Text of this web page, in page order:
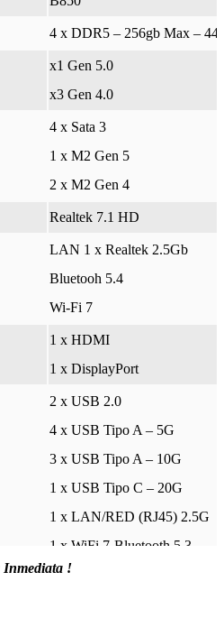
4 x DDR5 – 256gb Max –
x1 Gen 5.0
x3 Gen 4.0
4 x Sata 3
1 x M2 Gen 5
2 x M2 Gen 4
Realtek 7.1 HD
LAN 1 x Realtek 2.5Gb
Bluetooh 5.4
Wi-Fi 7
1 x HDMI
1 x DisplayPort
2 x USB 2.0
4 x USB Tipo A – 5G
3 x USB Tipo A – 10G
1 x USB Tipo C – 20G
1 x LAN/RED (RJ45) 2.5G
1 x WiFi 7-Bluetooth 5.3
1 x Flash BIOS
Inmediata !